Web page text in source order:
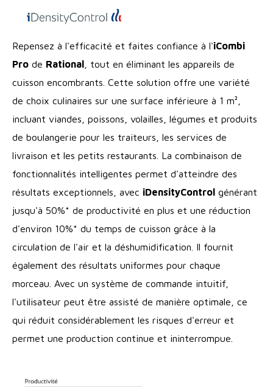
Repensez à l'efficacité et faites confiance à l'iCombi
Prode Rational
, tout en éliminant les appareils de
cuisson encombrants. Cette solution offre une variété
de choix culinaires sur une surface inférieure à 1 m²,
incluant viandes, poissons, volailles, légumes et produits
de boulangerie pour les traiteurs, les services de
livraison et les petits restaurants. La combinaison de
fonctionnalités intelligentes permet d'atteindre des
résultats exceptionnels, avec iDensityControl générant
jusqu'à 50%* de productivité en plus et une réduction
d'environ 10%* du temps de cuisson grâce à la
circulation de l'air et la déshumidification. Il fournit
également des résultats uniformes pour chaque
morceau. Avec un système de commande intuitif,
l'utilisateur peut être assisté de manière optimale, ce
qui réduit considérablement les risques d'erreur et
permet une production continue et ininterrompue.